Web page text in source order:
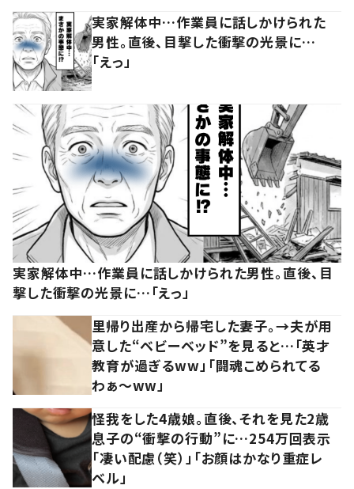
実家解体中…作業員に話しかけられた
男性。直後、目撃した衝撃の光景に…
「えっ」
実家解体中…作業員に話しかけられた男性。直後、目
撃した衝撃の光景に…「えっ」
里帰り出産から帰宅した妻子。→夫が用
意した“ベビーベッド”を見ると…「英才
教育が過ぎるww」「闘魂こめられてる
わぁ～ww」
怪我をした4歳娘。直後、それを見た2歳
息子の“衝撃の行動”に…254万回表示
「凄い配慮（笑）」「お顔はかなり重症レ
ベル」